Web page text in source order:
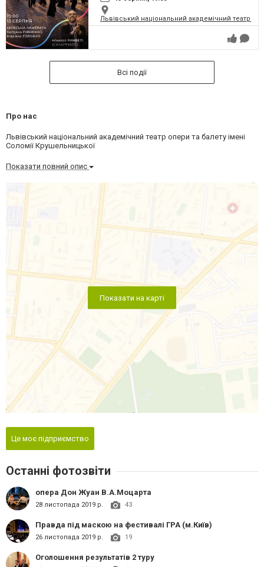
Львівський національний академічний театр
Всі події
Про нас
Львівський національний академічний театр опери та балету імені
Соломії Крушельницької
Показати повний опис
Показати на карті
Це моє підприємство
Останні фотозвіти
опера Дон Жуан В.А.Моцарта
28 листопада 2019 р. 43
Правда під маскою на фестивалі ГРА (м.Київ)
26 листопада 2019 р. 19
Оголошення результатів 2 туру